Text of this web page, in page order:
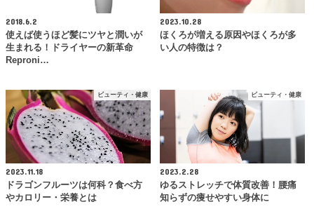
2018.6.2
使えば使うほど髪にツヤと潤いが
生まれる！ドライヤーの新革命
Reproni…
2023.10.28
ほくろが増える原因やほくろが多
い人の特徴は？
ビューティ・健康
2023.11.18
ドラゴンフルーツは何科？食べ方
やカロリー・栄養とは
ビューティ・健康
2023.2.28
ゆるストレッチで体質改善！腰痛
知らずの痩せやすい身体に